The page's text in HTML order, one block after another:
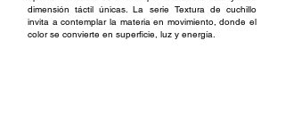
dimensión táctil únicas. La serie Textura de cuchillo
invita a contemplar la materia en movimiento, donde el
color se convierte en superficie, luz y energía.